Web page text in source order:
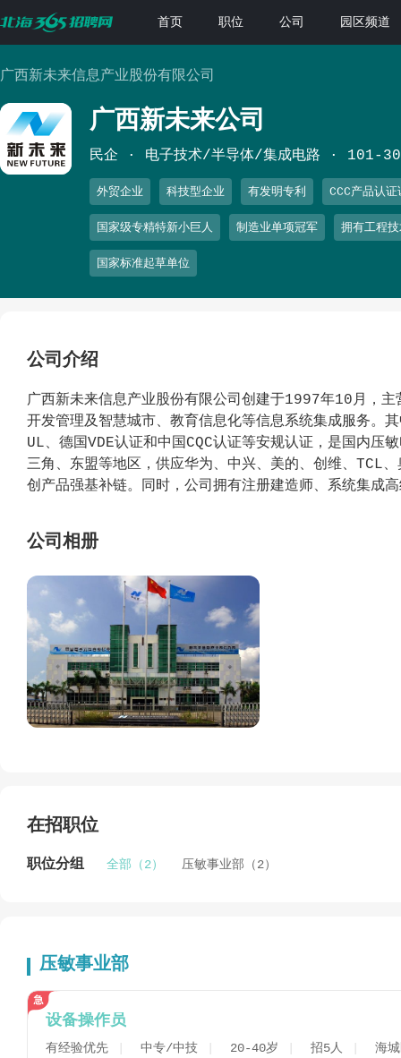
首页 职位 公司 园区频道
广西新未来信息产业股份有限公司
广西新未来公司
民企 电子技术/半导体/集成电路 101-
外贸企业 科技型企业 有发明专利 CCC产品认证
国家级专精特新小巨人 制造业单项冠军 拥有工程
国家标准起草单位
公司介绍
广西新未来信息产业股份有限公司创建于1997年10月，
开发管理及智慧城市、教育信息化等信息系统集成服务。
UL、德国VDE认证和中国CQC认证等安规认证，是国内压
三角、东盟等地区，供应华为、中兴、美的、创维、TCL
创产品强基补链。同时，公司拥有注册建造师、系统集成
服务行业龙头企业。
2025年，公司开拓新能源开发管理业务，聚焦于打造一
家“碳达峰、碳中和”的战略，从行业用户的绿色能源需
务，在工商业光伏发电、储能系统、充电站、微电网等核
案。
公司近10年获得过五次自治区级科技进步奖，是本行业中
新“小巨人”企业，广西制造业单项冠军企业，是国内唯一
料与元器件人才小高地的压敏电阻企业。目前拥有涉及压
公司相册
在招职位
职位分组 全部（2） 压敏事业部（2）
压敏事业部
设备操作员
有经验优先 中专/中技 20-40岁 招5人 海